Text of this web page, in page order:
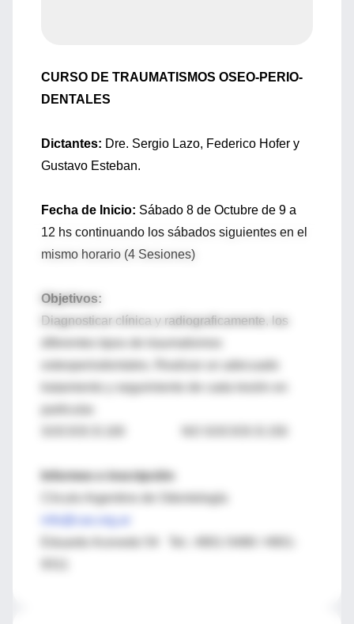
CURSO DE TRAUMATISMOS OSEO-PERIO-
DENTALES
Dictantes: Dre. Sergio Lazo, Federico Hofer y
Gustavo Esteban.
Fecha de Inicio: Sábado 8 de Octubre de 9 a
12 hs continuando los sábados siguientes en el
mismo horario (4 Sesiones)
Objetivos:
Diagnosticar clínica y radiograficamente, los
tratamiento y seguimiento de cada lesión en
Informes e inscripción
Círculo Argentino de Odontología